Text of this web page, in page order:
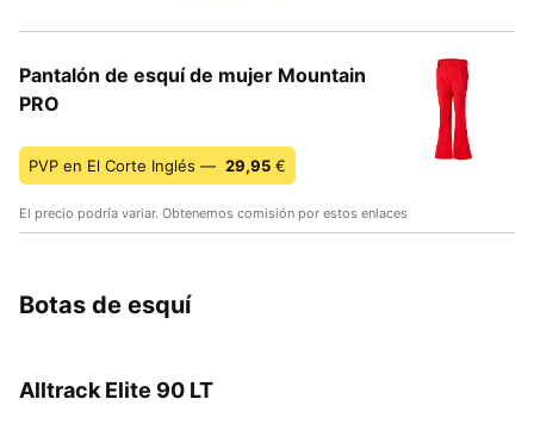
Pantalón de esquí de mujer Mountain
PRO
PVP en El Corte Inglés — 29,95 €
El precio podría variar. Obtenemos comisión por estos enlaces
Botas de esquí
Alltrack Elite 90 LT